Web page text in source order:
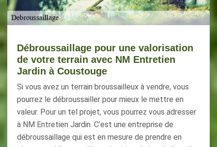
Débroussaillage pour une valorisation
de votre terrain avec NM Entretien
Jardin à Coustouge
Si vous avez un terrain broussailleux à vendre, vous
pourrez le débroussailler pour mieux le mettre en
valeur. Pour un tel projet, vous pourrez vous adresser
à NM Entretien Jardin. C’est une entreprise de
débroussaillage qui est en mesure de prendre en